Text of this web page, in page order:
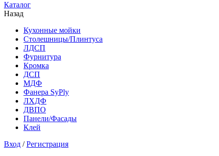
Каталог
Назад
Кухонные мойки
Столешницы/Плинтуса
ЛДСП
Фурнитура
Кромка
ДСП
МДФ
Фанера SyPly
ЛХДФ
ДВПО
Панели/Фасады
Клей
Вход /Регистрация